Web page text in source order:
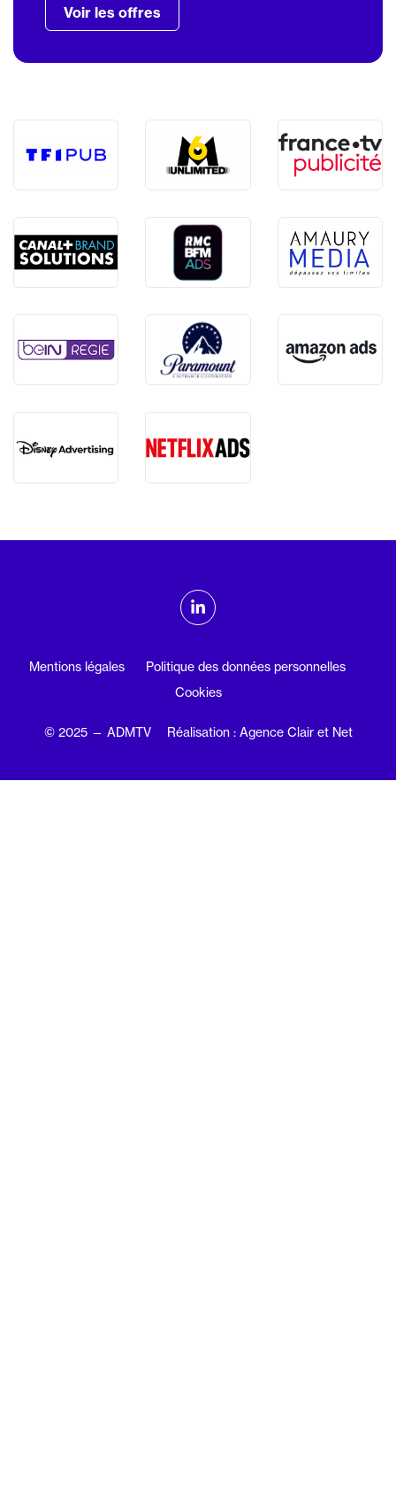
Voir les offres
ADMTV sur les réseaux sociaux
Linkedin
Mentions légales
Politique des données personnelles
Cookies
© 2025 — ADMTV Réalisation : Agence Clair et Net